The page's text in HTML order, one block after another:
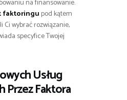
na finansowanie.
faktoringu pod kątem
Ci wybrać rozwiązanie,
specyfice Twojej
Usług
Przez Faktora